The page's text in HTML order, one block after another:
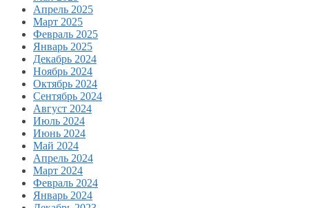
Апрель 2025
Март 2025
Февраль 2025
Январь 2025
Декабрь 2024
Ноябрь 2024
Октябрь 2024
Сентябрь 2024
Август 2024
Июль 2024
Июнь 2024
Май 2024
Апрель 2024
Март 2024
Февраль 2024
Январь 2024